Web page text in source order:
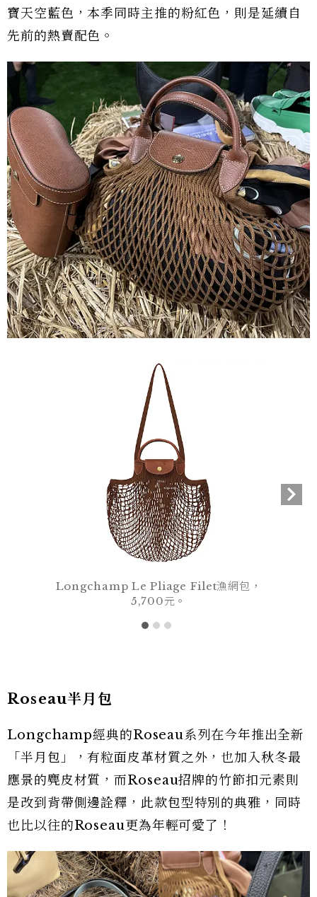
寶天空藍色，本季同時主推的粉紅色，則是延續自
先前的熱賣配色。
Longchamp Le Pliage Filet漁網包，
5,700元。
Roseau半月包
Longchamp經典的Roseau系列在今年推出全新
「半月包」，有粒面皮革材質之外，也加入秋冬最
應景的麂皮材質，而Roseau招牌的竹節扣元素則
是改到背帶側邊詮釋，此款包型特別的典雅，同時
也比以往的Roseau更為年輕可愛了！